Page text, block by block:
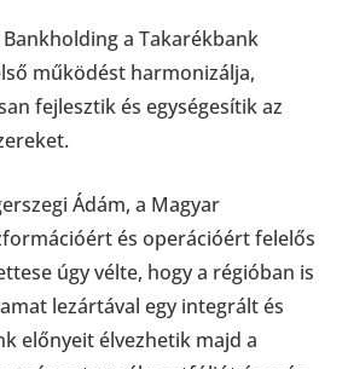
a Takarékbank
működést harmonizálja,
fejlesztik és egységesítik az
Ádám, a Magyar
és operációért felelős
úgy vélte, hogy a régióban is
lezártával egy integrált és
előnyeit élvezhetik majd a